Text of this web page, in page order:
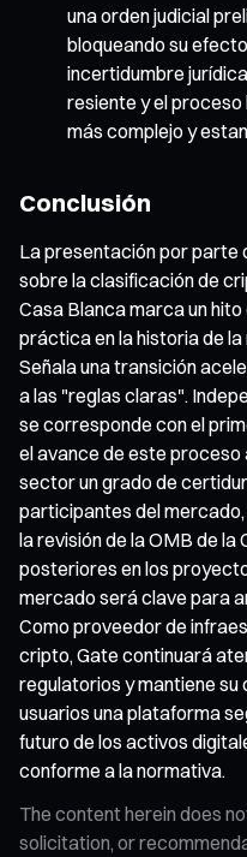
una orden judicial
bloqueando su
incertidumbre
resiente y el
más complejo y
Conclusión
La presentación por parte
sobre la clasificación de
Casa Blanca marca un
práctica en la historia de la
Señala una transición
a las "reglas claras".
se corresponde con el
el avance de este
sector un grado de
participantes del
la revisión de la OMB de
posteriores en los
mercado será clave para
Como proveedor de
cripto, Gate continuará
regulatorios y mantiene
usuarios una plataforma
futuro de los activos
conforme a la normativa.
The content herein does
solicitation, or